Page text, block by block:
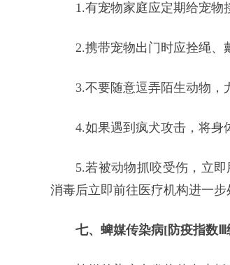
1.有宠物家庭应定期给宠物
2.携带宠物出门时应拴绳、
3.不要随意逗弄陌生动物，
4.如果遇到疯犬攻击，将身
5.若被动物抓咬受伤，立
消毒后立即前往医疗机构进一步
七、蜱媒传染病[防疫指数Ⅲ